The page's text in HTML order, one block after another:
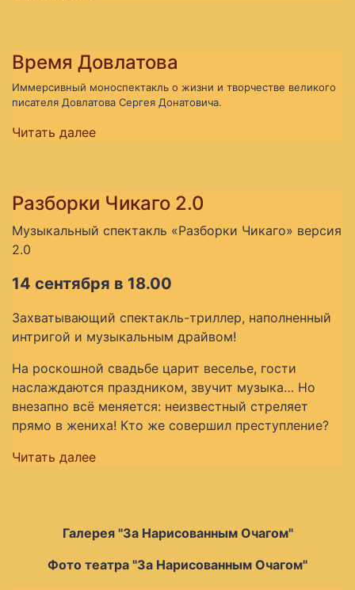
Время Довлатова
Иммерсивный моноспектакль о жизни и творчестве великого
писателя Довлатова Сергея Донатовича.
Читать далее
Разборки Чикаго 2.0
Музыкальный спектакль «Разборки Чикаго» версия
2.0
14 сентября в 18.00
Захватывающий спектакль-триллер, наполненный
интригой и музыкальным драйвом!
На роскошной свадьбе царит веселье, гости
наслаждаются праздником, звучит музыка… Но
внезапно всё меняется: неизвестный стреляет
прямо в жениха! Кто же совершил преступление?
Читать далее
Галерея "За Нарисованным Очагом"
Фото театра "За Нарисованным Очагом"